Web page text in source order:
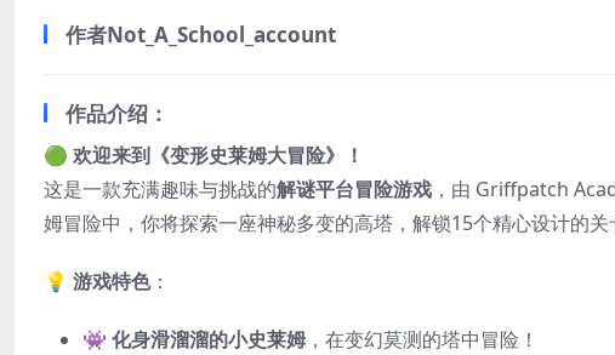
作者Not_A_School_account
作品介绍：
🟢 欢迎来到《变形史莱姆大冒险》！
这是一款充满趣味与挑战的解谜平台冒险游戏 ，由 Griffpatch
姆冒险中，你将探索一座神秘多变的高塔，解锁15个精心设计的
💡 游戏特色：
👾 化身滑溜溜的小史莱姆 ，在变幻莫测的塔中冒险！